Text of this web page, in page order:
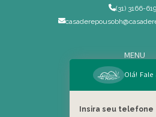
(31) 3166-
MENU
Home
Institucional
Olá! Fale
Insira seu telefone